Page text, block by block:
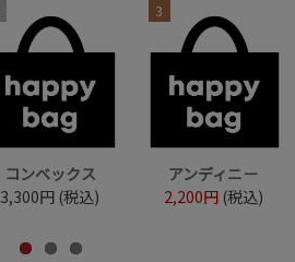
コンベックス
3,300円 (税込)
3
アンディニー
2,200円 (税込)